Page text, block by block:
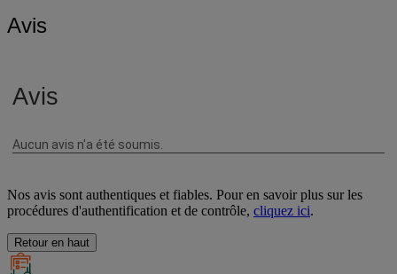
Avis
Nos avis sont authentiques et fiables. Pour en savoir plus sur les
procédures d'authentification et de contrôle, cliquez ici.
Retour en haut